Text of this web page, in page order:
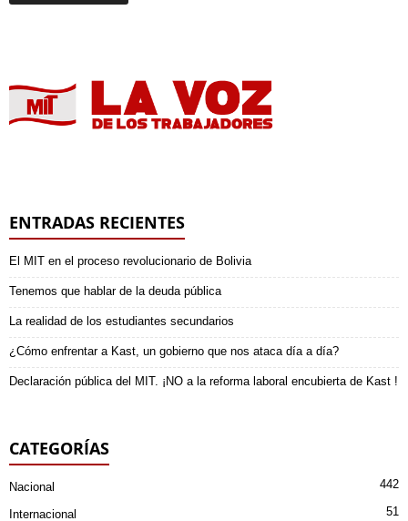
ENTRADAS RECIENTES
El MIT en el proceso revolucionario de Bolivia
Tenemos que hablar de la deuda pública
La realidad de los estudiantes secundarios
¿Cómo enfrentar a Kast, un gobierno que nos ataca día a día?
Declaración pública del MIT. ¡NO a la reforma laboral encubierta de Kast !
CATEGORÍAS
Nacional 442
Internacional 51